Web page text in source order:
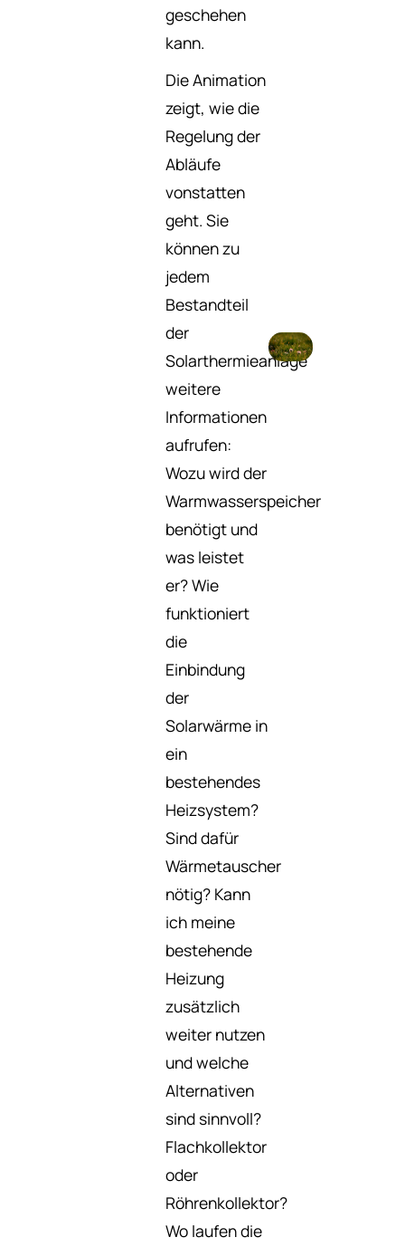
geschehen
kann.
Die Animation
zeigt, wie die
Regelung der
Abläufe
vonstatten
geht. Sie
können zu
jedem
Bestandteil
der
Solarthermieanlage
weitere
Informationen
aufrufen:
Wozu wird der
Warmwasserspeicher
benötigt und
was leistet
er? Wie
funktioniert
die
Einbindung
der
Solarwärme in
ein
bestehendes
Heizsystem?
Sind dafür
Wärmetauscher
nötig? Kann
ich meine
bestehende
Heizung
zusätzlich
weiter nutzen
und welche
Alternativen
sind sinnvoll?
Flachkollektor
oder
Röhrenkollektor?
Wo laufen die